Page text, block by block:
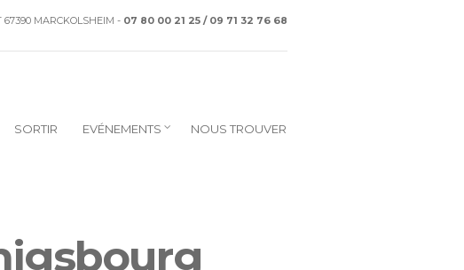
67390 MARCKOLSHEIM - 07 80 00 21 25 / 09 71 32 76 68
SORTIR EVÉNEMENTS NOUS TROUVER